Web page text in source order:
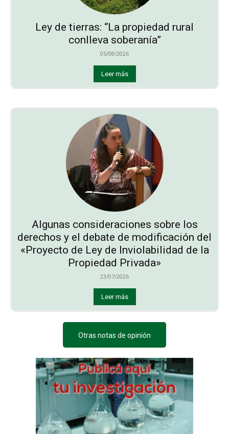
Ley de tierras: “La propiedad rural
conlleva soberanía”
05/08/2026
Leer más
Algunas consideraciones sobre los
derechos y el debate de modificación del
«Proyecto de Ley de Inviolabilidad de la
Propiedad Privada»
23/07/2026
Leer más
Otras notas de opinión